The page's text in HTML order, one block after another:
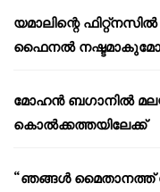
യമാലിന്റെ
ഫൈനൽ
മോഹൻ ബഗാനിൽ
കൊൽക്കത്തയിലേക്ക്
“ഞങ്ങൾ മൈതാനത്ത്